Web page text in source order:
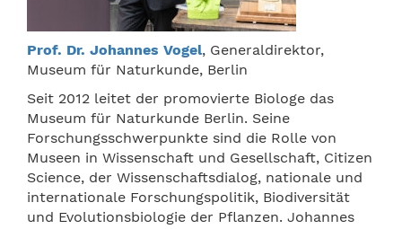
Prof. Dr. Johannes Vogel, Generaldirektor,
Museum für Naturkunde, Berlin
Seit 2012 leitet der promovierte Biologe das
Museum für Naturkunde Berlin. Seine
Forschungsschwerpunkte sind die Rolle von
Museen in Wissenschaft und Gesellschaft, Citizen
Science, der Wissenschaftsdialog, nationale und
internationale Forschungspolitik, Biodiversität
und Evolutionsbiologie der Pflanzen. Johannes